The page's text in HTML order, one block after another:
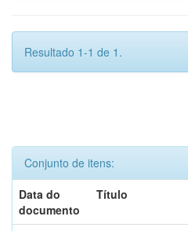
Resultado 1-1 de 1.
Conjunto de itens:
Data do
documento
Título